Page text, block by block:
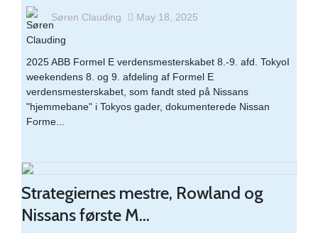
Søren Clauding May 18, 2025
2025 ABB Formel E verdensmesterskabet 8.-9. afd. TokyoI
weekendens 8. og 9. afdeling af Formel E
verdensmesterskabet, som fandt sted på Nissans
"hjemmebane" i Tokyos gader, dokumenterede Nissan
Forme...
Strategiernes mestre, Rowland og
Nissans første M...